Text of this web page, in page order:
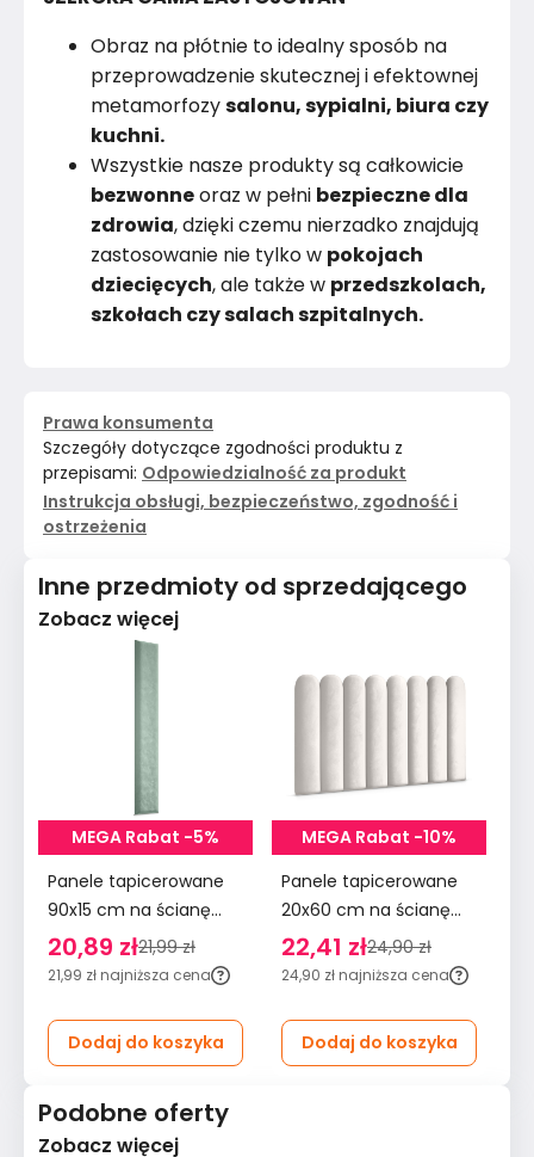
Obraz na płótnie to idealny sposób na
przeprowadzenie skutecznej i efektownej
metamorfozysalonu, sypialni, biura czy
kuchni.
Wszystkie nasze produkty są całkowicie
bezwonneoraz w pełni bezpieczne dla
zdrowia, dzięki czemu nierzadko znajdują
zastosowanie nie tylko w pokojach
dziecięcych, ale także w przedszkolach,
szkołach czy salach szpitalnych.
Prawa konsumenta
Szczegóły dotyczące zgodności produktu z
przepisami: Odpowiedzialność za produkt
Instrukcja obsługi, bezpieczeństwo, zgodność i
ostrzeżenia
Inne przedmioty od sprzedającego
Zobacz więcej
MEGA Rabat -5%
Panele tapicerowane
90x15 cm na ścianę
wezgłowie miętowy
20,89 zł21,99 zł
21,99 zł najniższa cena
Dodaj do koszyka
MEGA Rabat -10%
Panele tapicerowane
20x60 cm na ścianę
płotek wezgłowie
kremowy
22,41 zł24,90 zł
24,90 zł najniższa cena
Dodaj do koszyka
Podobne oferty
Zobacz więcej